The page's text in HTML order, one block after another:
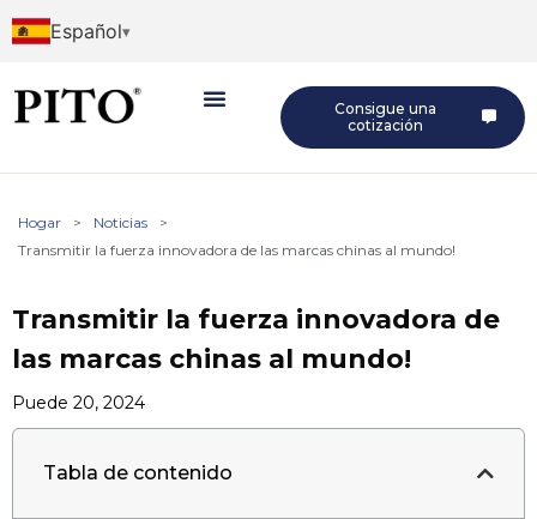
Español
Consigue una
cotización
Hogar > Noticias
>
Transmitir la fuerza innovadora de las marcas chinas al mundo!
Transmitir la fuerza innovadora de
las marcas chinas al mundo!
Puede 20, 2024
Tabla de contenido